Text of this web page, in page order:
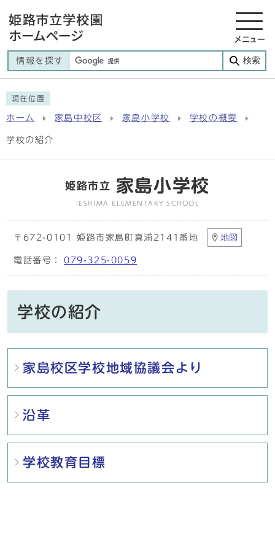
メニュー
情報を探す 検索
現在位置
ホーム 家島中校区 家島小学校 学校の概要
学校の紹介
姫路市立 家島小学校
IESHIMA ELEMENTARY SCHOOL
〒672-0101 姫路市家島町真浦2141番地 地図
電話番号： 079-325-0059
学校の紹介
メインメニュー
家島校区学校地域協議会より
沿革
学校教育目標